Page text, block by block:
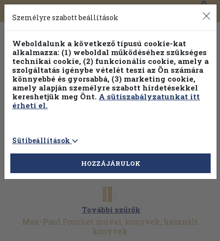
Toggle
navigation
0
Válogasson több mint 1.000.000 kiadványunk közül
100% kedvezménnyel!
További szűrők
Max-Paul Fouchet művei, könyvek, használt
könyvek
Személyre szabott beállítások
Weboldalunk a következő típusú cookie-kat
alkalmazza: (1) weboldal működéséhez szükséges
technikai cookie, (2) funkcionális cookie, amely a
szolgáltatás igénybe vételét teszi az Ön számára
könnyebbé és gyorsabbá, (3) marketing cookie,
amely alapján személyre szabott hirdetésekkel
kereshetjük meg Önt. A sütiszabályzatunkat itt
érheti el.
Sütibeállítások
HOZZÁJÁRULOK